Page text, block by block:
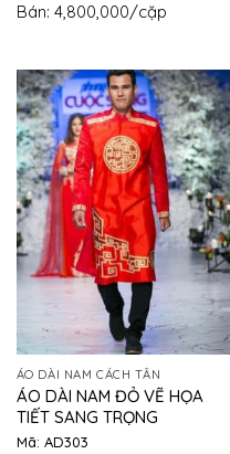
Bán: 4,800,000/cặp
ÁO DÀI NAM CÁCH TÂN
ÁO DÀI NAM ĐỎ VẼ HỌA
TIẾT SANG TRỌNG
Mã: AD303